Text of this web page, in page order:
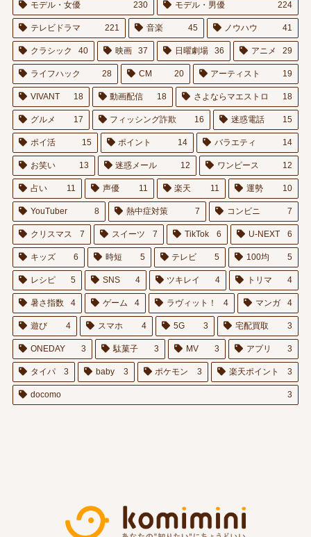
モデル・女優 230 モデル・男優 224
テレビドラマ 221 音楽 45 ノウハウ 41
クラシック 40 映画 37 日曜劇場 36 アニメ 29
ライフハック 28 CM 20 アーティスト 19
VIVANT 18 動画配信 18 さよならマエストロ 18
グルメ 17 フィッシング詐欺 16 迷惑電話 15
ポイ活 15 ポイント 14 バラエティ 14
お笑い 13 迷惑メール 12 ワンピース 12
占い 11 声優 11 楽天 11 運勢 10
YouTuber 8 熱中症対策 7 コンビニ 7
クリスマス 7 スイーツ 7 TikTok 6 U-NEXT 6
キッズ 6 時短 5 テレビ 5 100均 5
レシピ 5 SNS 4 ツキレイ 4 トリマ 4
暑さ指数 4 ゲーム 4 ラヴィット！ 4 マンガ 4
遊び 4 スマホ 4 5G 3 宅配買取 3
ONEDAY 3 駄菓子 3 MV 3 アプリ 3
タイパ 3 baby 3 ポケモン 3 楽天ポイント 3
docomo 3